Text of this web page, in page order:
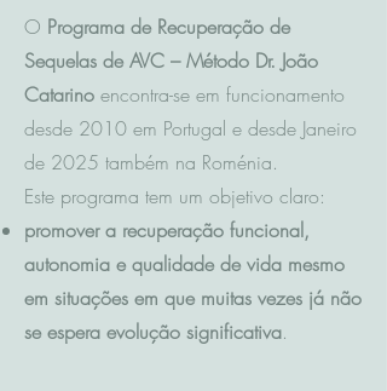
O Programa de Recuperação de
Sequelas de AVC – Método Dr. João
Catarino encontra-se em funcionamento
desde 2010 em Portugal e desde Janeiro
de 2025 também na Roménia.
Este programa tem um objetivo claro:
promover a recuperação funcional,
autonomia e qualidade de vida mesmo
em situações em que muitas vezes já não
se espera evolução significativa.